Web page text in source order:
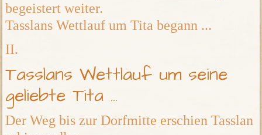
begeistert weiter.
Tasslans Wettlauf um Tita begann ...
II.
Tasslans Wettlauf um seine
geliebte Tita ...
Der Weg bis zur Dorfmitte erschien Tasslan